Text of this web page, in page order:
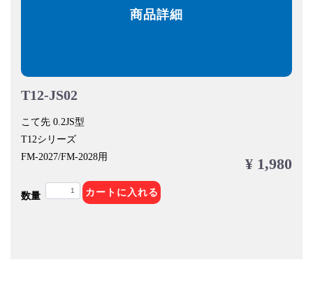
商品詳細
T12-JS02
こて先 0.2JS型
T12シリーズ
FM-2027/FM-2028用
¥ 1,980
数量 カートに入れる